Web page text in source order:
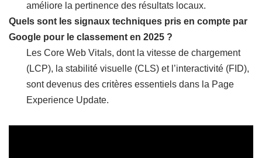
améliore la pertinence des résultats locaux.
Quels sont les signaux techniques pris en compte par
Google pour le classement en 2025 ?
Les Core Web Vitals, dont la vitesse de chargement
(LCP), la stabilité visuelle (CLS) et l’interactivité (FID),
sont devenus des critères essentiels dans la Page
Experience Update.